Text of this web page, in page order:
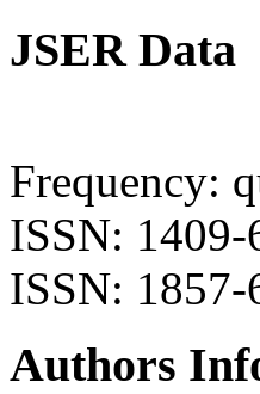
JSER Data
Frequency:
ISSN:
ISSN:
Authors